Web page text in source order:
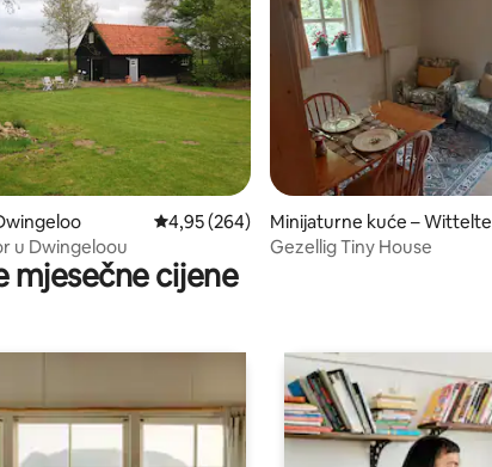
recenzija: 23
Prosječna ocjena: 4,95/5, recenzija: 264
4,95 (264)
u Dwingeloou
Minijaturne kuće – Wittelte
Gezellig Tiny House
mjesečne cijene